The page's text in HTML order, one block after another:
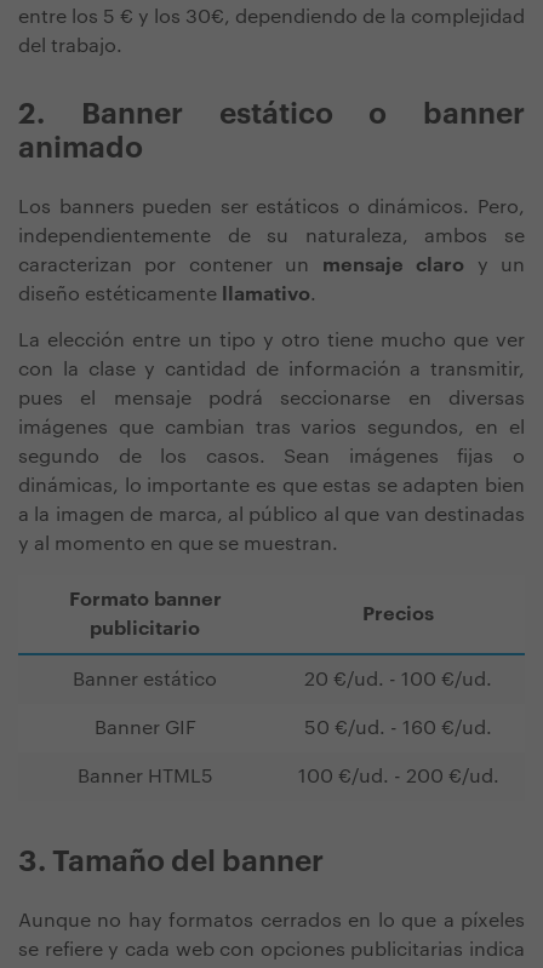
entre los 5 € y los 30€, dependiendo de la complejidad
del trabajo.
2. Banner estático o banner
animado
Los banners pueden ser estáticos o dinámicos. Pero,
independientemente de su naturaleza, ambos se
caracterizan por contener un mensaje claro y un
diseño estéticamente
llamativo.
La elección entre un tipo y otro tiene mucho que ver
con la clase y cantidad de información a transmitir,
pues el mensaje podrá seccionarse en diversas
imágenes que cambian tras varios segundos, en el
segundo de los casos. Sean imágenes fijas o
dinámicas, lo importante es que estas se adapten bien
a la imagen de marca, al público al que van destinadas
y al momento en que se muestran.
Formato banner
publicitario
Precios
Banner estático 20 €/ud. - 100 €/ud.
Banner GIF 50 €/ud. - 160 €/ud.
Banner HTML5 100 €/ud. - 200 €/ud.
3. Tamaño del banner
Aunque no hay formatos cerrados en lo que a píxeles
se refiere y cada web con opciones publicitarias indica